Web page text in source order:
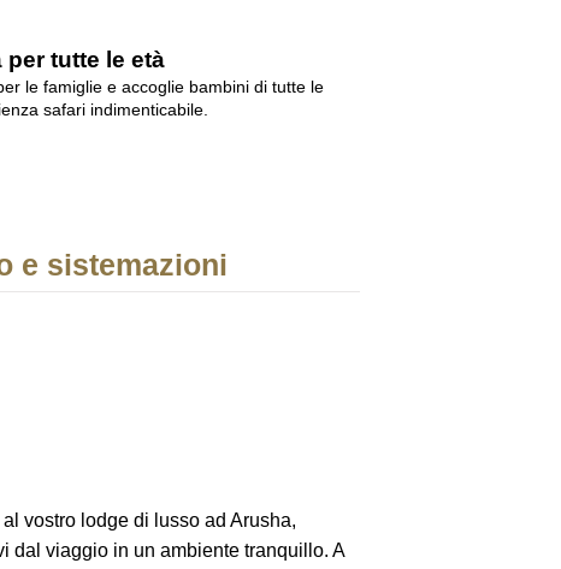
tutte le età
le famiglie e accoglie bambini di tutte le
safari indimenticabile.
e sistemazioni
vostro lodge di lusso ad Arusha,
dal viaggio in un ambiente tranquillo. A